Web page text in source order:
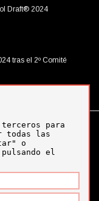
Draft® 2024
tras el 2º Comité
de cookies
de privacidad
legal
para
todas las
o
el